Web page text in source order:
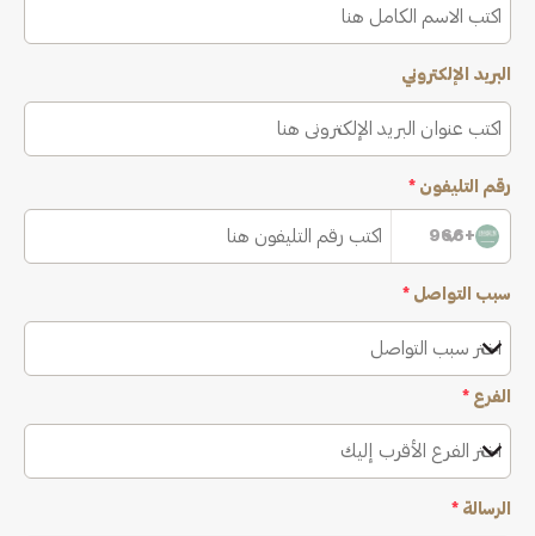
البريد الإلكتروني
رقم التليفون *
+966
سبب التواصل *
اختر سبب التواصل
الفرع *
اختر الفرع الأقرب إليك
الرسالة *